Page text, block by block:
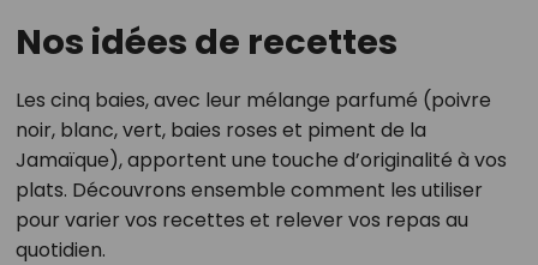
Nos idées de recettes
Les cinq baies, avec leur mélange parfumé (poivre
noir, blanc, vert, baies roses et piment de la
Jamaïque), apportent une touche d’originalité à vos
plats. Découvrons ensemble comment les utiliser
pour varier vos recettes et relever vos repas au
quotidien.